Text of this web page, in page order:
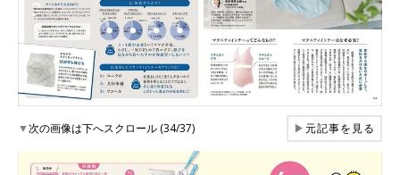
▼次の画像は下へスクロール (34/37) ▶元記事を見る